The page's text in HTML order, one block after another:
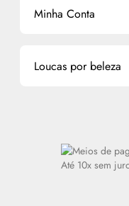
Nossas lojas
Cupom de Desconto
La Vie Est Belle
Miniaturas de
Minha Conta
Meus endereços
Loucas por beleza
Siga nosso canal no
Até 10x sem